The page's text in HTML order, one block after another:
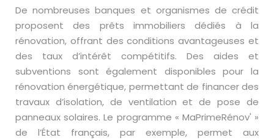
De nombreuses banques et organismes de crédit
proposent des prêts immobiliers dédiés à la
rénovation, offrant des conditions avantageuses et
des taux d’intérêt compétitifs. Des aides et
subventions sont également disponibles pour la
rénovation énergétique, permettant de financer des
travaux d’isolation, de ventilation et de pose de
panneaux solaires. Le programme « MaPrimeRénov' »
de l’État français, par exemple, permet aux